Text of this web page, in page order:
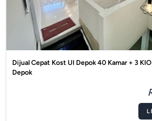
Dijual Cepat Kost UI Depok 40 Kamar + 3
Depok